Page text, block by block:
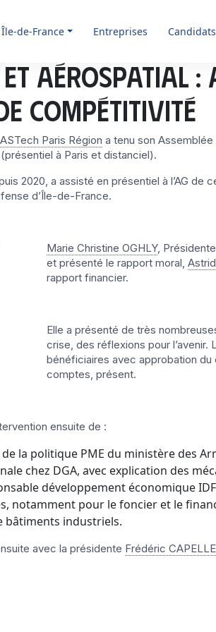
Île-de-France Entreprises Candidats
aérospatial :
compétitivité
ASTech Paris Région a tenu son Assemblée
à Paris et distanciel).
2020, a assisté en présentiel à l’AG de
d’Île-de-France.
Marie Christine OGHLY,
et présenté le rapport moral,
rapport financier.
Elle a présenté de très
crise, des réflexions pour l’avenir.
bénéficiaires avec approbation du
comptes, présent.
ensuite de :
la politique PME du ministère des
chez DGA, avec explication des
développement économique
notamment pour le foncier et le
bâtiments industriels.
avec la présidente Frédéric CAPELLE